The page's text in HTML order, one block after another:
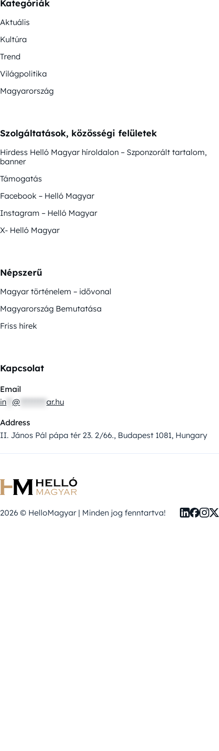
Kategóriák
Aktuális
Kultúra
Trend
Világpolitika
Magyarország
Szolgáltatások, közösségi felületek
Hirdess Helló Magyar híroldalon – Szponzorált tartalom,
banner
Támogatás
Facebook – Helló Magyar
Instagram – Helló Magyar
X- Helló Magyar
Népszerű
Magyar történelem – idővonal
Magyarország Bemutatása
Friss hírek
Kapcsolat
Email
in @ ar.hu
Address
II. János Pál pápa tér 23. 2/66., Budapest 1081, Hungary
2026 © HelloMagyar | Minden jog fenntartva!